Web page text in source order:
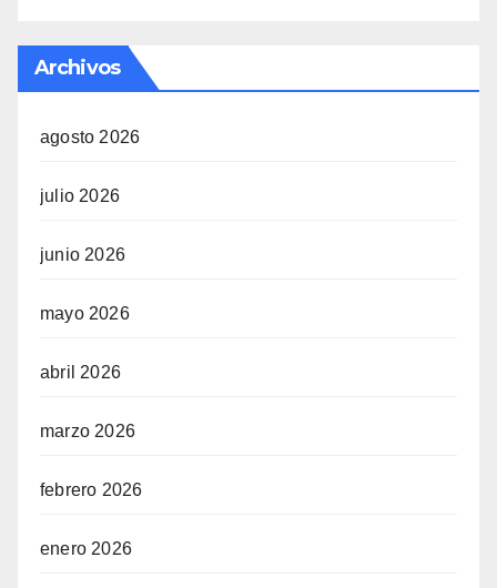
Archivos
agosto 2026
julio 2026
junio 2026
mayo 2026
abril 2026
marzo 2026
febrero 2026
enero 2026